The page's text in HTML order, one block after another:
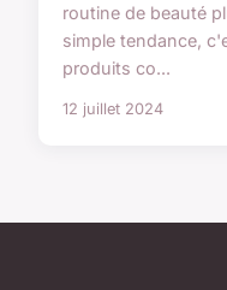
routine de beauté
simple tendance,
produits co...
12 juillet 2024